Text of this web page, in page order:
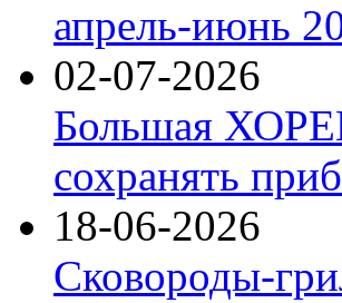
апрель-июнь
02-07-2026
Большая
сохранять
18-06-2026
Сковороды-